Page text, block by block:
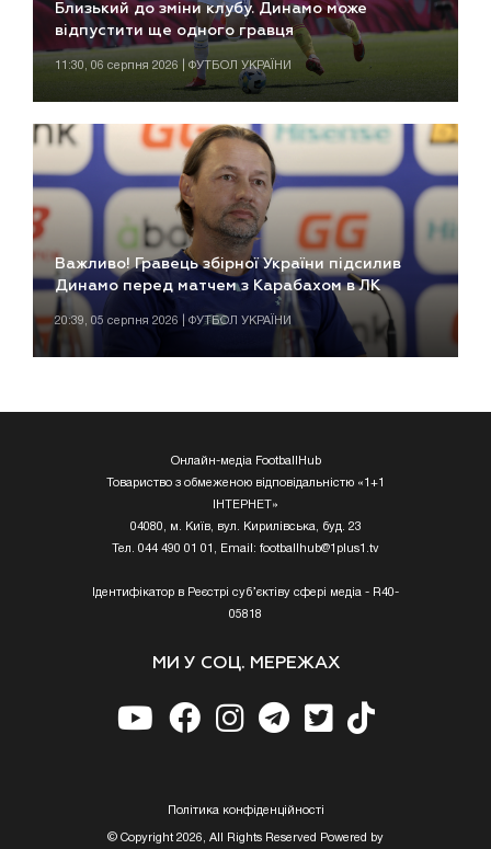
Близький до зміни клубу. Динамо може
відпустити ще одного гравця
11:30, 06 серпня 2026 | ФУТБОЛ УКРАЇНИ
Важливо! Гравець збірної України підсилив
Динамо перед матчем з Карабахом в ЛК
20:39, 05 серпня 2026 | ФУТБОЛ УКРАЇНИ
Онлайн-медіа FootballHub
Товариство з обмеженою відповідальністю «1+1
ІНТЕРНЕТ»
04080, м. Київ, вул. Кирилівська, буд. 23
Тел. 044 490 01 01, Email: footballhub@1plus1.tv
Ідентифікатор в Реєстрі суб’єктіву сфері медіа - R40-
05818
МИ У СОЦ. МЕРЕЖАХ
Полiтика конфiденцiйностi
© Copyright 2026, All Rights Reserved Powered by